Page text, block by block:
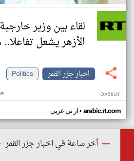
لقاء بين وزير
الأزهر يشعل
اخبار جزر القمر
Politics
OX58UY
ار تي عربي• arabic.rt.com
أخر ساعة في اخبار جزر القمر